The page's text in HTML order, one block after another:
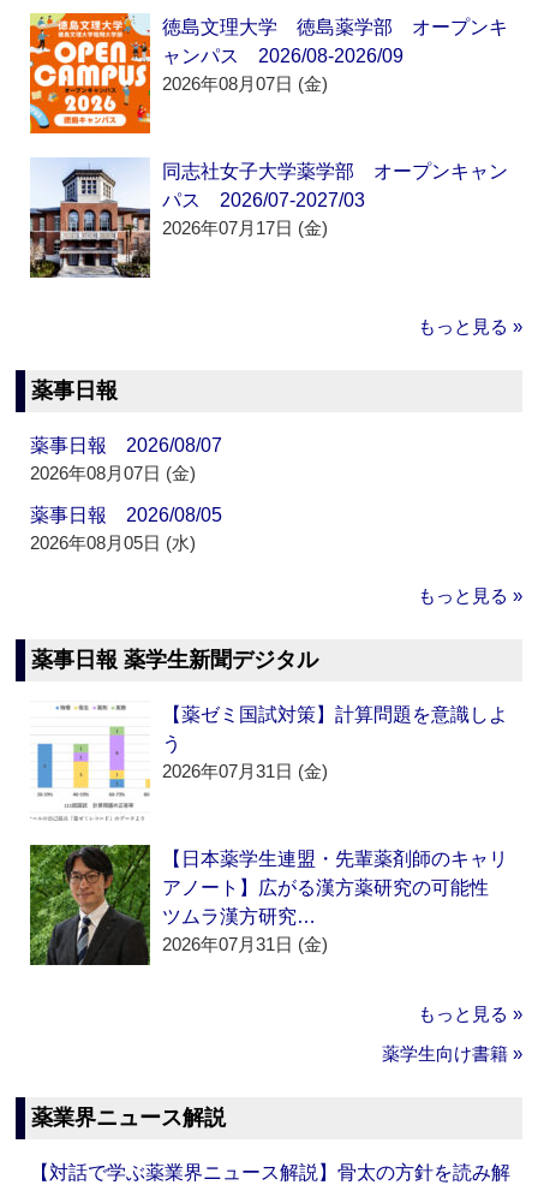
徳島文理大学 徳島薬学部 オープンキ
ャンパス 2026/08-2026/09
2026年08月07日 (金)
同志社女子大学薬学部 オープンキャン
パス 2026/07-2027/03
2026年07月17日 (金)
もっと見る »
薬事日報
薬事日報 2026/08/07
2026年08月07日 (金)
薬事日報 2026/08/05
2026年08月05日 (水)
もっと見る »
薬事日報 薬学生新聞デジタル
【薬ゼミ国試対策】計算問題を意識しよ
う
2026年07月31日 (金)
【日本薬学生連盟・先輩薬剤師のキャリ
アノート】広がる漢方薬研究の可能性
ツムラ漢方研究…
2026年07月31日 (金)
もっと見る »
薬学生向け書籍 »
薬業界ニュース解説
【対話で学ぶ薬業界ニュース解説】骨太の方針を読み解